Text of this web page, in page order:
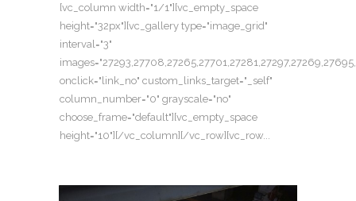
[vc_column width="1/1"][vc_empty_space
height="32px"][vc_gallery type="image_grid"
interval="3"
onclick="link_no" custom_links_target="_self"
column_number="0" grayscale="no"
choose_frame="default"][vc_empty_space
height="10"][/vc_column][/vc_row][vc_row...